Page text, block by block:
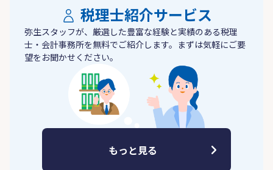
税理士紹介サービス
弥生スタッフが、厳選した豊富な経験と実績のある税理
士・会計事務所を無料でご紹介します。まずは気軽にご要
望をお聞かせください。
もっと見る